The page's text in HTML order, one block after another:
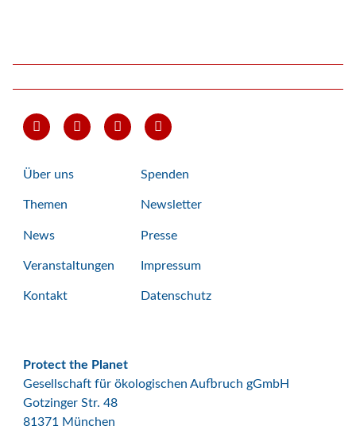
Über uns
Themen
News
Veranstaltungen
Kontakt
Spenden
Newsletter
Presse
Impressum
Datenschutz
Protect the Planet
Gesellschaft für ökologischen Aufbruch gGmbH
Gotzinger Str. 48
81371 München